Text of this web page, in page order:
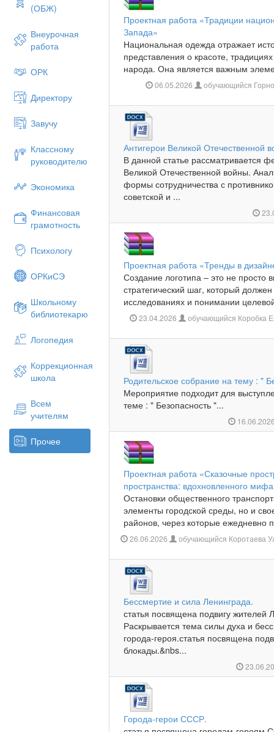
(ОБЖ)
Внеурочная
работа
ОРК
Директору
Завучу
Классному
руководителю
Экономика
Финансовая
грамотность
Психологу
ОРКиСЭ
Школьному
библиотекарю
Логопедия
Коррекционная
школа
Всем
учителям
Прочее
Проектная работа «Традиции
Запада»
Национальная одежда отражает
представления о красоте,
народа. Она является важным
06.05.2026 обучающийся
Антигерои Великой Отечественной
В данной статье рассматривается
Великой Отечественной войны.
формы сотрудничества с
советской и ...
Проектная работа «Тренды в
Создание логотипа – это не просто
стратегический шаг, который
исследованиях и понимании
23.04.2026 обучающийся Коробка
Родительское собрание на тему : "
Мероприятие подходит для
теме : " Безопасность "...
Проектная работа «Сказочные
пространства: вдохновленного
Остановки общественного
элементы городской среды, но и
районов, через которые ежедневно
26.06.2026 обучающийся Коротаева
Бессмертие и сила Ленинграда.
статья посвящена подвигу жителей
Раскрывается тема силы духа и
города-героя.статья посвящена
блокады.&nbs...
Города-герои СССР.